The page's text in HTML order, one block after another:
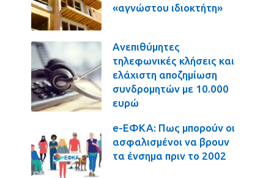
«αγνώστου ιδιοκτήτη»
Ανεπιθύμητες
τηλεφωνικές κλήσεις και
ελάχιστη αποζημίωση
συνδρομητών με 10.000
ευρώ
e-ΕΦΚΑ: Πως μπορούν οι
ασφαλισμένοι να βρουν
τα ένσημα πριν το 2002